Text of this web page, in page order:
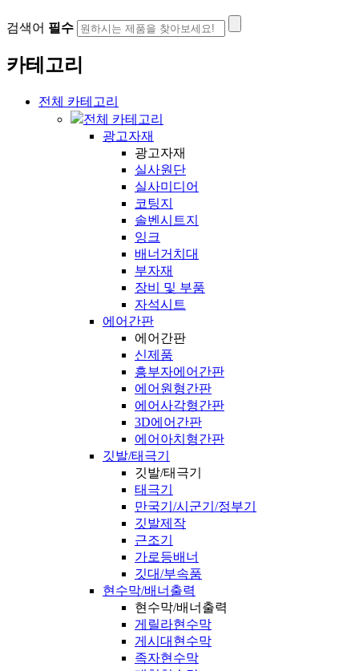
검색어 필수
카테고리
전체 카테고리
전체 카테고리
광고자재
광고자재
실사원단
실사미디어
코팅지
솔벤시트지
잉크
배너거치대
부자재
장비 및 부품
자석시트
에어간판
에어간판
신제품
흥부자에어간판
에어원형간판
에어사각형간판
3D에어간판
에어아치형간판
깃발/태극기
깃발/태극기
태극기
만국기/시군기/정부기
깃발제작
근조기
가로등배너
깃대/부속품
현수막/배너출력
현수막/배너출력
게릴라현수막
게시대현수막
족자현수막